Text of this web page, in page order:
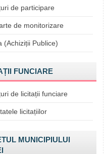
de participare
de monitorizare
(Achiziții Publice)
FUNCIARE
de licitații funciare
licitațiilor
MUNICIPIULUI